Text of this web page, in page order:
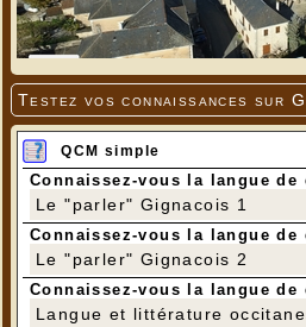
Testez vos connaissances sur
QCM simple
Connaissez-vous la langue de
Le "parler" Gignacois 1
Connaissez-vous la langue de
Le "parler" Gignacois 2
Connaissez-vous la langue de
Langue et littérature
---